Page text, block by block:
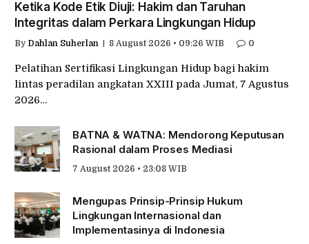
Ketika Kode Etik Diuji: Hakim dan Taruhan
Integritas dalam Perkara Lingkungan Hidup
By Dahlan Suherlan 8 August 2026 • 09:26 WIB 0
Pelatihan Sertifikasi Lingkungan Hidup bagi hakim
lintas peradilan angkatan XXIII pada Jumat, 7 Agustus
2026…
BATNA & WATNA: Mendorong Keputusan
Rasional dalam Proses Mediasi
7 August 2026 • 23:08 WIB
Mengupas Prinsip-Prinsip Hukum
Lingkungan Internasional dan
Implementasinya di Indonesia